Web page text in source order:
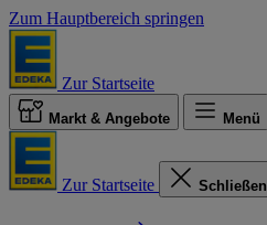
Zum Hauptbereich springen
Zur Startseite
Markt & Angebote Menü
Zur Startseite Schließen